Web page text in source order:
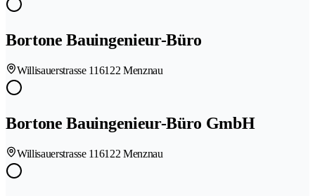
Bortone Bauingenieur-Büro
Willisauerstrasse 116122 Menznau
Bortone Bauingenieur-Büro GmbH
Willisauerstrasse 116122 Menznau